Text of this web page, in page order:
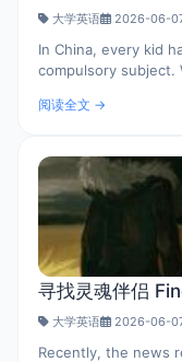
大学英语 2026-06-
In China, every kid
compulsory subject.
spare no effort to
阅读全文 →
寻找灵魂伴侣
大学英语 2026-06-
Recently, the news